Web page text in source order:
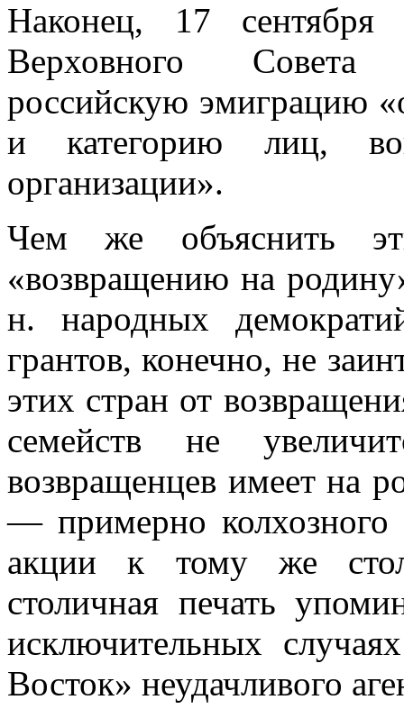
Наконец, 17 сентября
Верховного
российскую эмиграцию
и категорию лиц,
организации».
Чем же объяснить
«возвращению на
н. народных
грантов, конечно, не
этих стран от
семейств не
возвращенцев имеет на
— примерно колхозного
акции к тому же
столичная печать
исключительных
Восток» неудачливого